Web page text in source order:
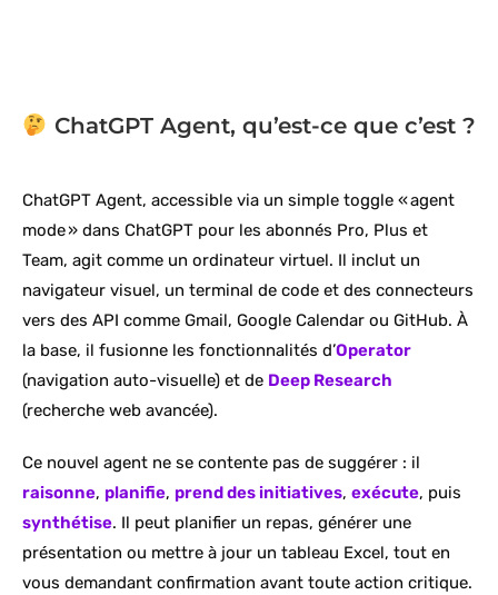
ChatGPT Agent, qu’est-ce que c’est ?
ChatGPT Agent, accessible via un simple toggle « agent
mode » dans ChatGPT pour les abonnés Pro, Plus et
Team, agit comme un ordinateur virtuel. Il inclut un
navigateur visuel, un terminal de code et des connecteurs
vers des API comme Gmail, Google Calendar ou GitHub. À
la base, il fusionne les fonctionnalités d’Operator
(navigation auto-visuelle) et de Deep Research
(recherche web avancée).
Ce nouvel agent ne se contente pas de suggérer : il
raisonne, planifie, prend des initiatives, exécute, puis
synthétise. Il peut planifier un repas, générer une
présentation ou mettre à jour un tableau Excel, tout en
vous demandant confirmation avant toute action critique.